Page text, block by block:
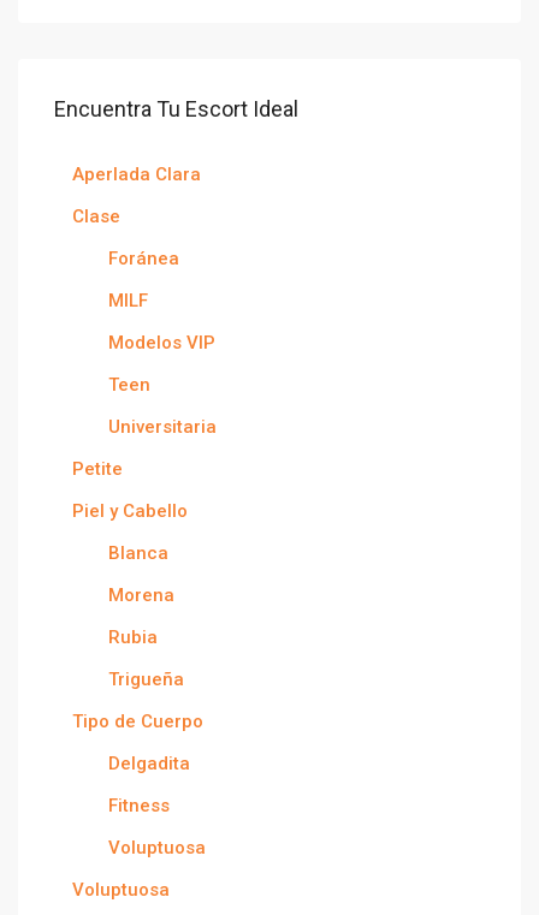
Encuentra Tu Escort Ideal
Aperlada Clara
Clase
Foránea
MILF
Modelos VIP
Teen
Universitaria
Petite
Piel y Cabello
Blanca
Morena
Rubia
Trigueña
Tipo de Cuerpo
Delgadita
Fitness
Voluptuosa
Voluptuosa